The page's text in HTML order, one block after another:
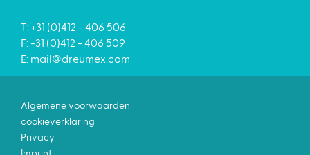
T: +31 (0)412 - 406 506
F: +31 (0)412 - 406 509
E: mail@dreumex.com
Algemene voorwaarden
cookieverklaring
Privacy
Imprint